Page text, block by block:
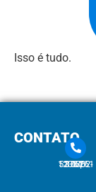
Isso é tudo.
CONTATO
51 3762-1233 | 51 3762-1030